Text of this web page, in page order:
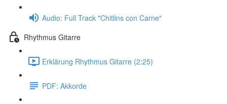
Audio: Full Track "Chitlins con Carne"
Rhythmus Gitarre
Erklärung Rhythmus Gitarre (2:25)
PDF: Akkorde